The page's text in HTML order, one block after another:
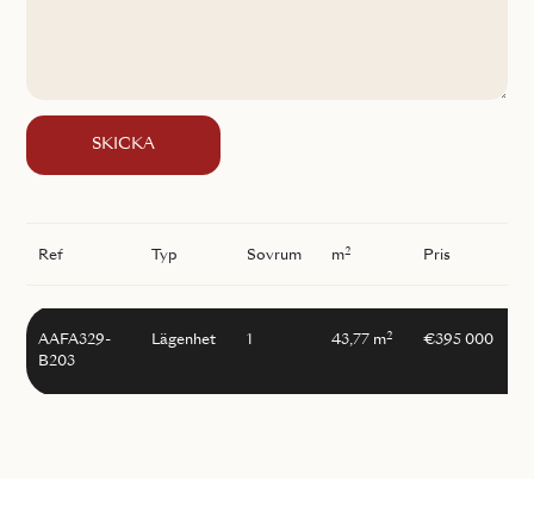
SKICKA
Ref Typ Sovrum m2 Pris
AAFA329-
B203
Lägenhet 1 43,77 m2 €395 000